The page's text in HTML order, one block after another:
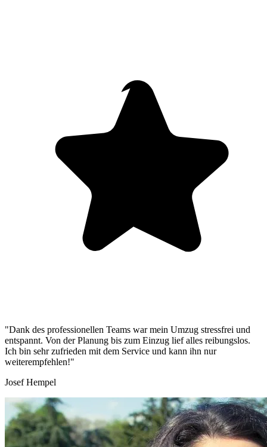
"Dank des professionellen Teams war mein Umzug stressfrei und
entspannt. Von der Planung bis zum Einzug lief alles reibungslos.
Ich bin sehr zufrieden mit dem Service und kann ihn nur
weiterempfehlen!"
Josef Hempel